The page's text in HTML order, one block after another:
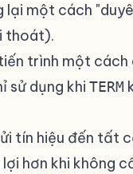
lại một cách
thoát).
trình một
sử dụng khi TERM
tín hiệu đến tất
hơn khi không